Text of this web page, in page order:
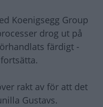
Koenigsegg Group
drog ut på
färdigt -
rakt av för att det
Gustavs.